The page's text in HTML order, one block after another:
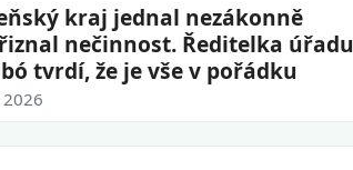
kraj jednal nezákonně
nečinnost. Ředitelka úřadu
tvrdí, že je vše v pořádku
2026